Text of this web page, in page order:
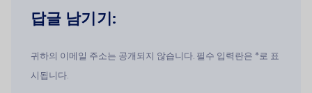
답글 남기기:
귀하의 이메일 주소는 공개되지 않습니다. 필수 입력란은 *로 표
시됩니다.